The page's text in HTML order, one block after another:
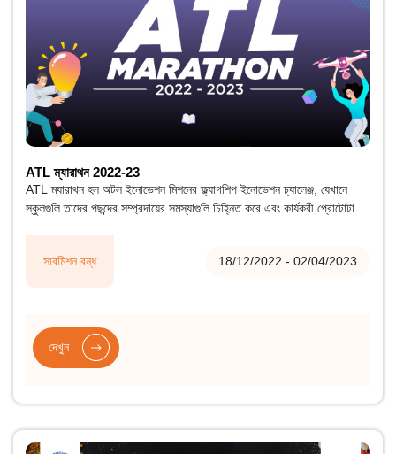
সাবমিশন বন্ধ 18/12/2022 - 02/04/2023
ATL ম্যারাথন 2022-23
ATL ম্যারাথন হল অটল ইনোভেশন মিশনের ফ্ল্যাগশিপ ইনোভেশন চ্যালেঞ্জ, যেখানে
স্কুলগুলি তাদের পছন্দের সম্প্রদায়ের সমস্যাগুলি চিহ্নিত করে এবং কার্যকরী প্রোটোটাইপ
দেখুন